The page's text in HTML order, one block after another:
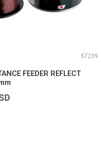
57239
FEEDER REFLECT